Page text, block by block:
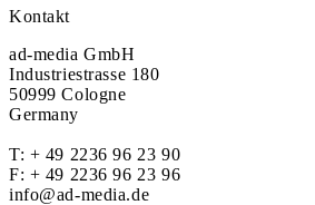
Kontakt
ad-media GmbH
Industriestrasse 180
50999 Cologne
Germany
T: + 49 2236 96 23 90
F: + 49 2236 96 23 96
info@ad-media.de